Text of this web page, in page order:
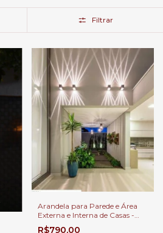
Filtrar
Arandela para Parede e Área
Externa e Interna de Casas -
Fachos Variados
R$790,00